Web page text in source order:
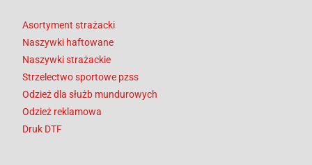
Asortyment strażacki
Naszywki haftowane
Naszywki strażackie
Strzelectwo sportowe pzss
Odzież dla służb mundurowych
Odzież reklamowa
Druk DTF